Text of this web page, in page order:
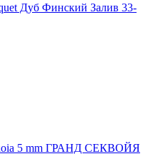
Дуб Финский Залив 33-